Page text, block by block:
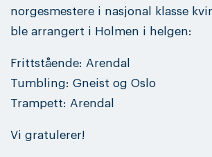
norgesmestere i nasjonal klasse
ble arrangert i Holmen i helgen:
Frittstående: Arendal
Tumbling: Gneist og Oslo
Trampett: Arendal
Vi gratulerer!